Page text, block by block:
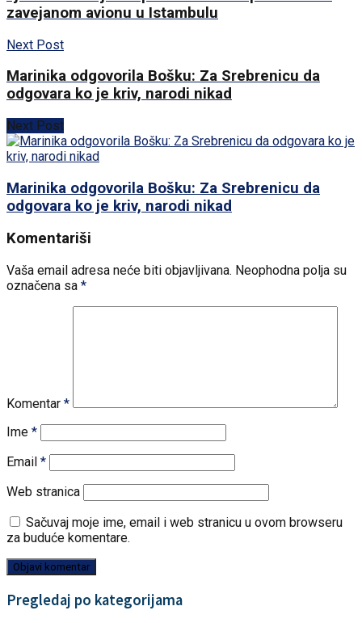
zavejanom avionu u Istambulu
Next Post
Marinika odgovorila Bošku: Za Srebrenicu da
odgovara ko je kriv, narodi nikad
Next Post
Marinika odgovorila Bošku: Za Srebrenicu da
odgovara ko je kriv, narodi nikad
Komentariši
Vaša email adresa neće biti objavljivana. Neophodna polja su
označena sa *
Komentar *
Ime *
Email *
Web stranica
Sačuvaj moje ime, email i web stranicu u ovom browseru
za buduće komentare.
Pregledaj po kategorijama